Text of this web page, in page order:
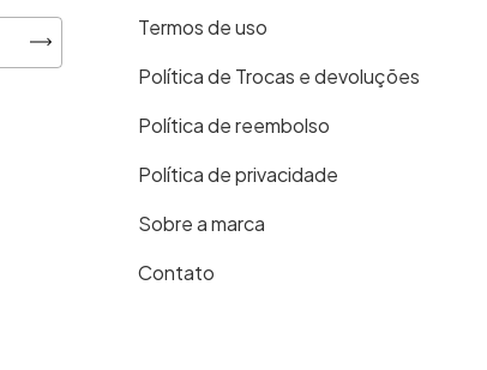
Termos de uso
Política de Trocas e devoluções
Política de reembolso
Política de privacidade
Sobre a marca
Contato